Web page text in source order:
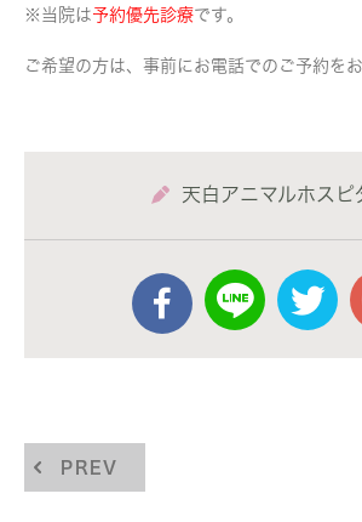
※当院は予約優先診療です。
ご希望の方は、事前にお電話でのご予約を
天白アニマルホスピ
PREV